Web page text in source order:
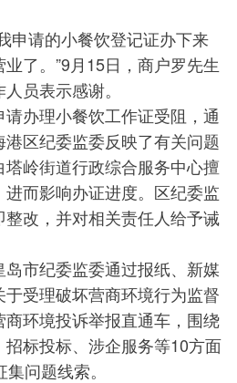
请的小餐饮登记证办下来
了。”9月15日，商户罗先生
员表示感谢。
办理小餐饮工作证受阻，通
区纪委监委反映了有关问题
岭街道行政综合服务中心擅
而影响办证进度。区纪委监
改，并对相关责任人给予诫
市纪委监委通过报纸、新媒
受理破坏营商环境行为监督
环境投诉举报直通车，围绕
标投标、涉企服务等10方面
问题线索。